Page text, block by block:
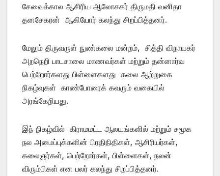
சேவைக்கால ஆசிரிய ஆலோசகர் திருமதி வனிதா
தனசேகரன் ஆகியோர் கலந்து சிறப்பித்தனர்.
மேலும் திருவருள் நுண்கலை மன்றம், சித்தி விநாயகர்
அறநெறி பாடசாலை மாணவர்கள் மற்றும் தன்னார்வ
பெற்றோர்களது பிள்ளைகளது கலை ஆற்றுகை
நிகழ்வுகள் காண்போரைக் கவரும் வகையில்
அரங்கேறியது.
இந் நிகழ்வில் கிராமமட்ட ஆலயங்களில் மற்றும் சமூக
நல அமைப்புக்களின் பிரதிநிதிகள், ஆசிரியர்கள்,
கலைஞர்கள், பெற்றோர்கள், பிள்ளைகள், நலன்
விரும்பிகள் என பலர் கலந்து சிறப்பித்தனர்.